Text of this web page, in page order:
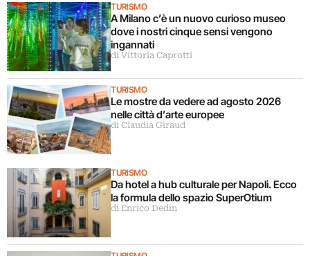
TURISMO
A Milano c’è un nuovo curioso museo
dove i nostri cinque sensi vengono
ingannati
di Vittoria Caprotti
TURISMO
Le mostre da vedere ad agosto 2026
nelle città d’arte europee
di Claudia Giraud
TURISMO
Da hotel a hub culturale per Napoli. Ecco
la formula dello spazio SuperOtium
di Enrico Dedin